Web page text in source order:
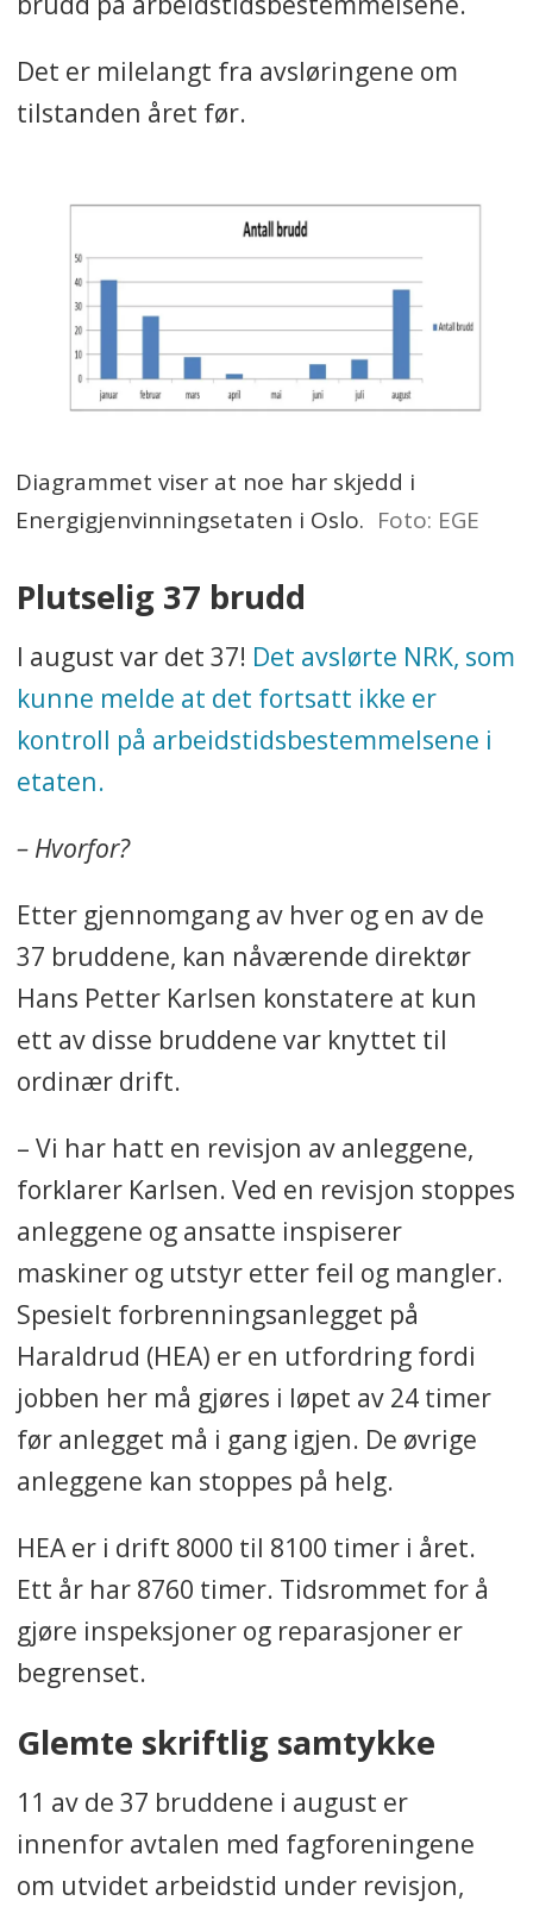
Det er milelangt fra avsløringene om
tilstanden året før.
Diagrammet viser at noe har skjedd i
Energigjenvinningsetaten i Oslo. Foto: EGE
Plutselig 37 brudd
I august var det 37! Det avslørte NRK, som
kunne melde at det fortsatt ikke er
kontroll på arbeidstidsbestemmelsene i
etaten.
– Hvorfor?
Etter gjennomgang av hver og en av de
37 bruddene, kan nåværende direktør
Hans Petter Karlsen konstatere at kun
ett av disse bruddene var knyttet til
ordinær drift.
– Vi har hatt en revisjon av anleggene,
forklarer Karlsen. Ved en revisjon stoppes
anleggene og ansatte inspiserer
maskiner og utstyr etter feil og mangler.
Spesielt forbrenningsanlegget på
Haraldrud (HEA) er en utfordring fordi
jobben her må gjøres i løpet av 24 timer
før anlegget må i gang igjen. De øvrige
anleggene kan stoppes på helg.
HEA er i drift 8000 til 8100 timer i året.
Ett år har 8760 timer. Tidsrommet for å
gjøre inspeksjoner og reparasjoner er
begrenset.
Glemte skriftlig samtykke
11 av de 37 bruddene i august er
innenfor avtalen med fagforeningene
om utvidet arbeidstid under revisjon,